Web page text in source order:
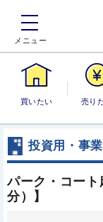
買いたい 売り
投資用・事
パーク・コー
分）】